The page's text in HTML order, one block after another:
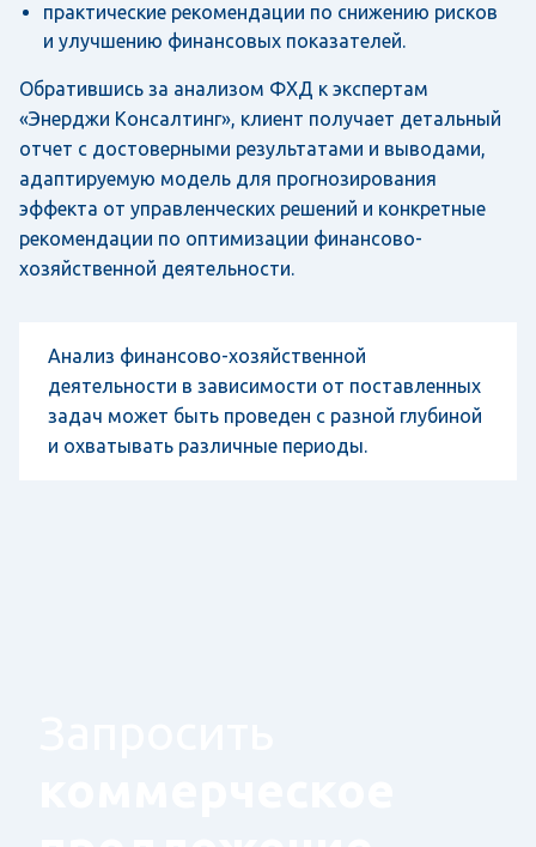
практические рекомендации по снижению рисков
и улучшению финансовых показателей.
Обратившись за анализом ФХД к экспертам
«Энерджи Консалтинг», клиент получает детальный
отчет с достоверными результатами и выводами,
адаптируемую модель для прогнозирования
эффекта от управленческих решений и конкретные
рекомендации по оптимизации финансово-
хозяйственной деятельности.
Анализ финансово-хозяйственной
деятельности в зависимости от поставленных
задач может быть проведен с разной глубиной
и охватывать различные периоды.